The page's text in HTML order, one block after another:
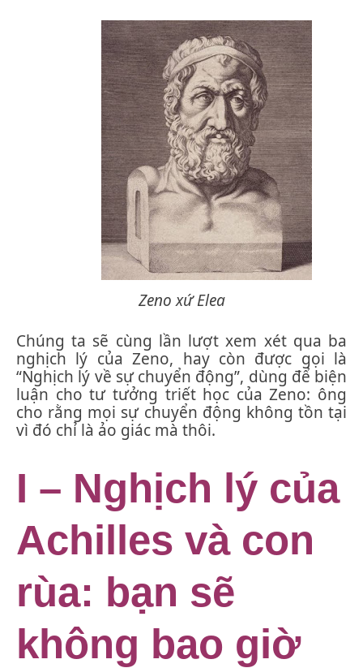
Zeno xứ Elea
Chúng ta sẽ cùng lần lượt xem xét qua ba
nghịch lý của Zeno, hay còn được gọi là
“Nghịch lý về sự chuyển động”, dùng để biện
luận cho tư tưởng triết học của Zeno: ông
cho rằng mọi sự chuyển động không tồn tại
vì đó chỉ là ảo giác mà thôi.
I – Nghịch lý của
Achilles và con
rùa: bạn sẽ
không bao giờ